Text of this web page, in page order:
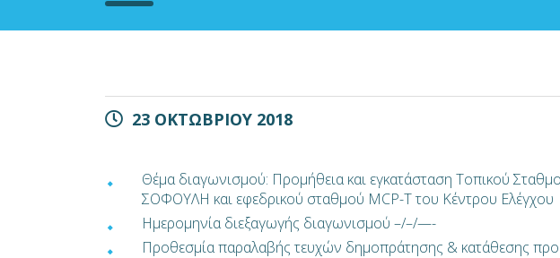
23 ΟΚΤΩΒΡΙΟΥ 2018
Θέμα διαγωνισμού: Προμήθεια και εγκατάσταση Τοπικού
ΣΟΦΟΥΛΗ και εφεδρικού σταθμού MCP-T του Κέντρου Ελέγχου
Ημερομηνία διεξαγωγής διαγωνισμού –/–/—-
Προθεσμία παραλαβής τευχών δημοπράτησης & κατάθεσης